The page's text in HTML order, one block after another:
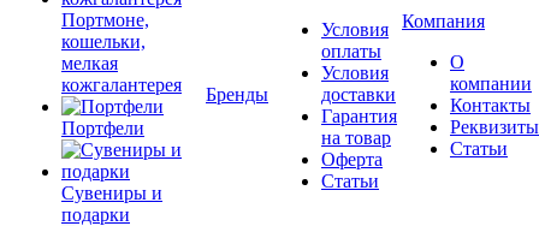
Портмоне,
кошельки,
мелкая
кожгалантерея
Портфели
Сувениры и
подарки
Бренды
Условия
оплаты
Условия
доставки
Гарантия
на товар
Оферта
Статьи
Компания
О
компании
Контакты
Реквизиты
Статьи